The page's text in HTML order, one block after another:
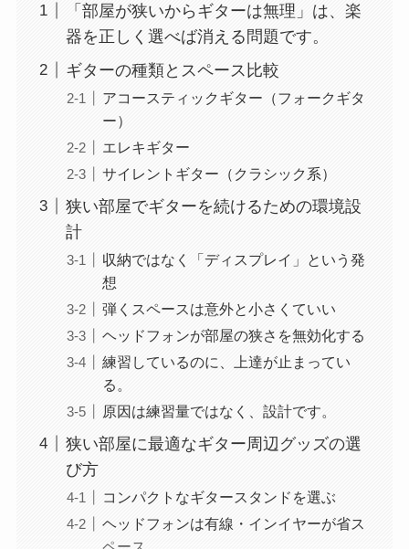
「部屋が狭いからギターは無理」は、楽
器を正しく選べば消える問題です。
ギターの種類とスペース比較
アコースティックギター（フォークギタ
ー）
エレキギター
サイレントギター（クラシック系）
狭い部屋でギターを続けるための環境設
計
収納ではなく「ディスプレイ」という発
想
弾くスペースは意外と小さくていい
ヘッドフォンが部屋の狭さを無効化する
練習しているのに、上達が止まってい
る。
原因は練習量ではなく、設計です。
狭い部屋に最適なギター周辺グッズの選
び方
コンパクトなギタースタンドを選ぶ
ヘッドフォンは有線・インイヤーが省ス